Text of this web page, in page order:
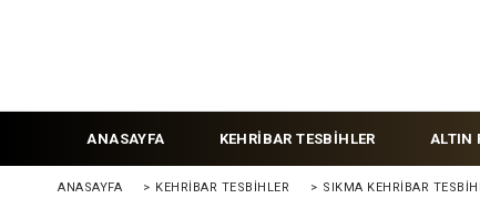
ANASAYFA KEHRİBAR TESBİHLER ALTIN
ANASAYFA > KEHRIBAR TESBIHLER > SIKMA KEHRİBAR